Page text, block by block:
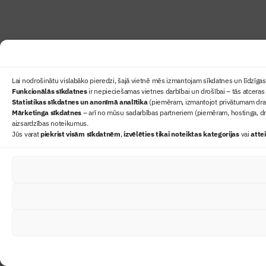
Lai nodrošinātu vislabāko pieredzi, šajā vietnē mēs izmantojam sīkdatnes un
Funkcionālās sīkdatnesir nepieciešamas vietnes darbībai un drošībai – tās
Statistikas sīkdatnes un anonīmā analītika(piemēram, izmantojot privātumam
Mārketinga sīkdatnes – arī no mūsu sadarbības partneriem (piemēram, hostinga,
aizsardzības noteikumus.
Jūs varatpiekrist visām sīkdatnēm,izvēlēties tikai noteiktas kategorijasvai